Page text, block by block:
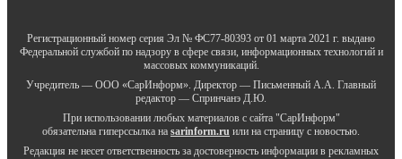
Регистрационный номер серия Эл № ФС77-80393 от 01 марта 2021 г. выдано
Федеральной службой по надзору в сфере связи, информационных технологий и
массовых коммуникаций.
Учредитель — ООО «СарИнформ». Директор — Письменный А.А. Главный
редактор — Спринчанэ Д.Ю.
При использовании любых материалов с сайта "СарИнформ"
обязательна гиперссылка на sarinform.ru или на страницу с новостью.
Редакция не несет ответственность за достоверность информации в рекламных